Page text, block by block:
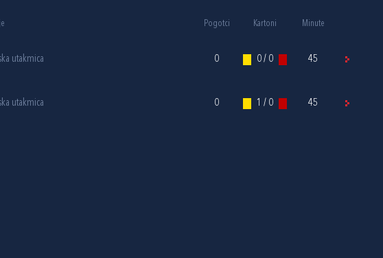
Pogotci Kartoni Minute
utakmica 0 0 / 0 45
utakmica 0 1 / 0 45